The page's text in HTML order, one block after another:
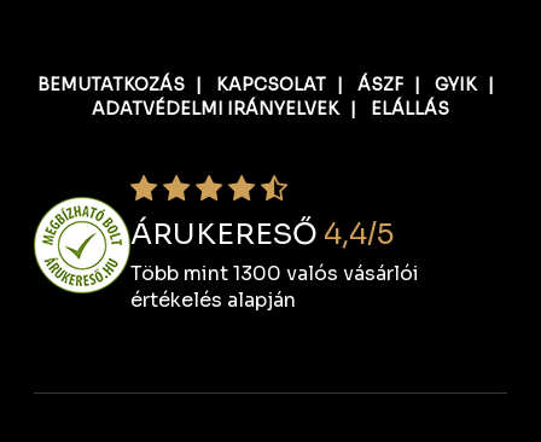
BEMUTATKOZÁS| KAPCSOLAT| ÁSZF| GYIK|
ADATVÉDELMI IRÁNYELVEK| ELÁLLÁS
ÁRUKERESŐ 4,4/5
Több mint 1300 valós vásárlói
értékelés alapján